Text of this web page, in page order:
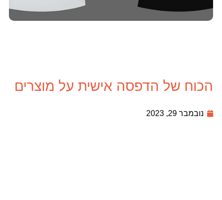
הכוח של הדפסה אישית על מוצרים
נובמבר 29, 2023